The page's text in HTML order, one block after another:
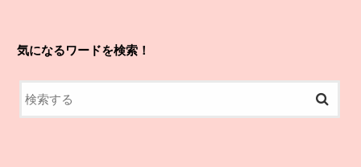
気になるワードを検索！